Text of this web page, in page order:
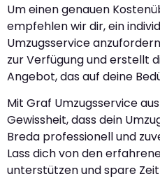
Um einen genauen
empfehlen wir dir, ein
Umzugsservice
zur Verfügung und erstellt
Angebot, das auf deine
Mit Graf Umzugsservice
Gewissheit, dass dein
Breda professionell und
Lass dich von den
unterstützen und spare